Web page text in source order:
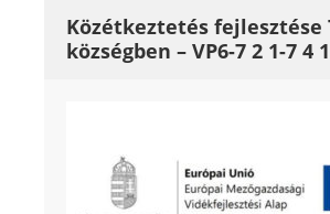
Közétkeztetés fejlesztése
községben – VP6-7 2 1-7 4